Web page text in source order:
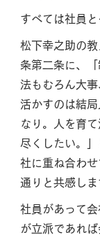
すべては社員と
松下幸之助の
条第二条に、
法もむろん大
活かすのは結
なり。人を育
尽くしたい。
社に重ね合わ
通りと共感しま
社員があって
が立派であれ